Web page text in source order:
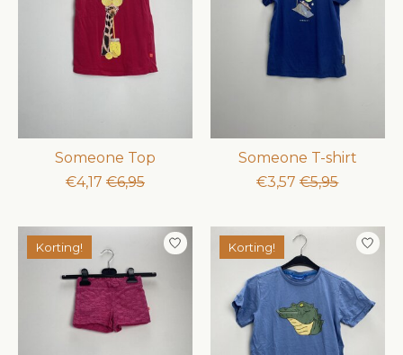
Someone Top
€4,17 €6,95
Someone T-shirt
€3,57 €5,95
Korting! Korting!